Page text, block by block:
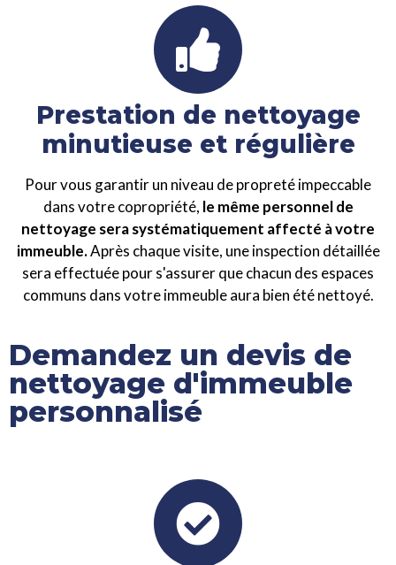
Prestation de nettoyage
minutieuse et régulière
Pour vous garantir un niveau de propreté impeccable
dans votre copropriété, le même personnel de
nettoyage sera systématiquement affecté à votre
immeuble.Après chaque visite, une inspection détaillée
sera effectuée pour s'assurer que chacun des espaces
communs dans votre immeuble aura bien été nettoyé.
Demandez un devis de
nettoyage d'immeuble
personnalisé